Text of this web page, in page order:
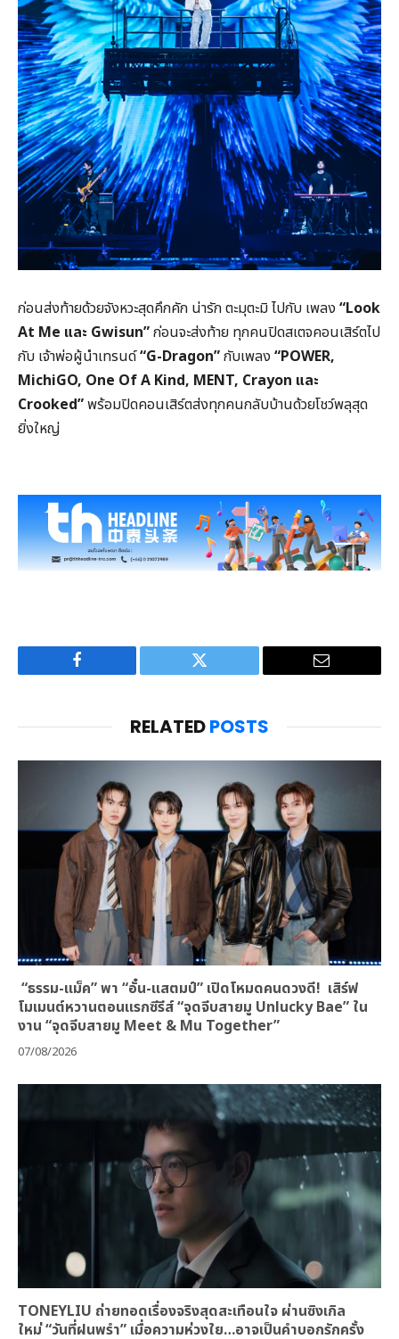
ก่อนส่งท้ายด้วยจังหวะสุดคึกคัก น่ารัก ตะมุตะมิ ไปกับ เพลง “Look
At Me และ Gwisun”ก่อนจะส่งท้าย ทุกคนปิดสเตจคอนเสิร์ตไป
กับ เจ้าพ่อผู้นำเทรนด์“G-Dragon”กับเพลง “POWER,
MichiGO, One Of A Kind, MENT, Crayon และ
Crooked”พร้อมปิดคอนเสิร์ตส่งทุกคนกลับบ้านด้วยโชว์พลุสุด
ยิ่งใหญ่
Facebook Twitter Email
RELATEDPOSTS
“ธรรม-แม็ค” พา “อั๋น-แสตมป์” เปิดโหมดคนดวงดี! เสิร์ฟ
โมเมนต์หวานตอนแรกซีรีส์ “จุดจีบสายมู Unlucky Bae” ใน
งาน “จุดจีบสายมู Meet & Mu Together”
07/08/2026
TONEYLIU ถ่ายทอดเรื่องจริงสุดสะเทือนใจ ผ่านซิงเกิล
ใหม่ “วันที่ฝนพรำ” เมื่อความห่วงใย…อาจเป็นคำบอกรักครั้ง